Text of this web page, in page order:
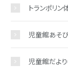
トランポリン
児童館あそ
児童館だよ